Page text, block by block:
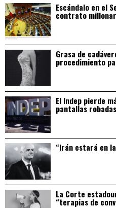
Escándalo en el
contrato
Grasa de
procedimiento
El Indep pierde
pantallas robadas
“Irán estará en
La Corte
“terapias de